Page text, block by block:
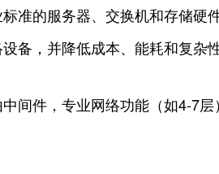
准的服务器、交换机和存储
备，并降低成本、能耗和复杂性
间件，专业网络功能（如4-7